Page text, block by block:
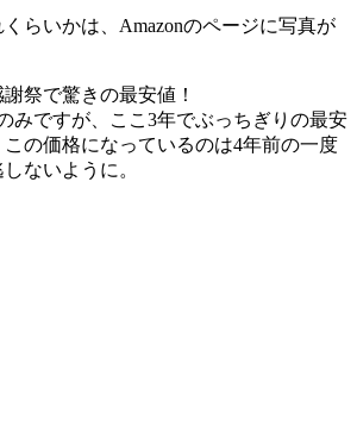
らいかは、Amazonのページに写真が
祭で驚きの最安値！
みですが、ここ3年でぶっちぎりの最安
の価格になっているのは4年前の一度
ないように。